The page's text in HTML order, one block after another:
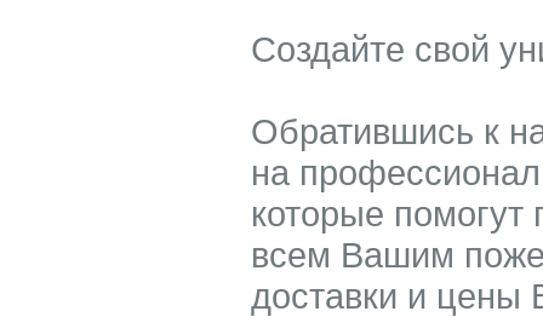
Создайте свой
Обратившись к
на
которые помогут
всем Вашим
доставки и цены